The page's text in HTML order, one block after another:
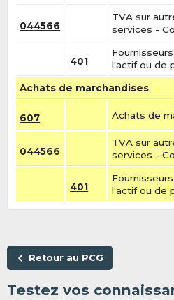
044566
TVA sur
services -
401
l'actif ou de
Achats de marchandises
607 Achats de
044566
TVA sur
services -
401
l'actif ou de
Retour au PCG
Testez vos